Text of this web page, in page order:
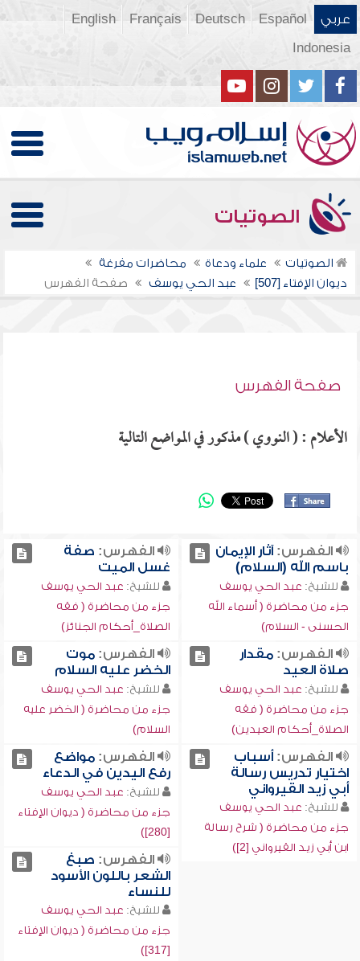
عربي Español
Deutsch
Français
English
Indonesia
الصوتيات
الصوتيات علماء ودعاة
محاضرات مفرغة
ديوان الإفتاء [507]
عبد الحي يوسف صفحة الفهرس
صفحة الفهرس
الأعلام : ( النووي ) مذكور في المواضع التالية
الفهرس:آثار الإيمان
باسم الله (السلام)
للشيخ: عبد الحي يوسف
جزء من محاضرة ( أسماء الله
الحسنى - السلام)
الفهرس: صفة
غسل الميت
للشيخ: عبد الحي يوسف
جزء من محاضرة ( فقه
الصلاة_أحكام الجنائز)
الفهرس:مقدار
صلاة العيد
للشيخ: عبد الحي يوسف
جزء من محاضرة ( فقه
الصلاة_أحكام العيدين)
الفهرس:موت
الخضر عليه السلام
للشيخ: عبد الحي يوسف
جزء من محاضرة ( الخضر عليه
السلام)
الفهرس:أسباب
اختيار تدريس رسالة
أبي زيد القيرواني
للشيخ: عبد الحي يوسف
جزء من محاضرة ( شرح رسالة
ابن أبي زيد القيرواني [2])
الفهرس:مواضع
رفع اليدين في الدعاء
للشيخ: عبد الحي يوسف
جزء من محاضرة ( ديوان الإفتاء
[280])
الفهرس: صبغ
الشعر باللون الأسود
للنساء
للشيخ: عبد الحي يوسف
جزء من محاضرة ( ديوان الإفتاء
[317])